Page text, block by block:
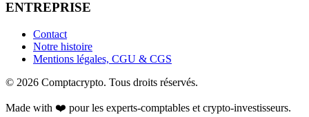
ENTREPRISE
Contact
Notre histoire
Mentions légales, CGU & CGS
© 2026 Comptacrypto. Tous droits réservés.
Made with ❤️ pour les experts-comptables et crypto-investisseurs.